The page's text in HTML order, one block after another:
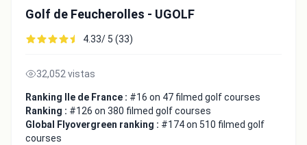
Golf de Feucherolles - UGOLF
4.33/ 5 (33)
32,052 vistas
Ranking Ile de France : #16 on 47 filmed golf courses
Ranking : #126 on 380 filmed golf courses
Global Flyovergreen ranking : #174 on 510 filmed golf
courses